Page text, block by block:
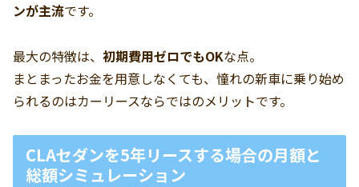
ンが主流です。
最大の特徴は、 初期費用ゼロでもOKな点。
まとまったお金を用意しなくても、憧れの新車に乗り始め
られるのはカーリースならではのメリットです。
CLAセダンを5年リースする場合の月額と
総額シミュレーション